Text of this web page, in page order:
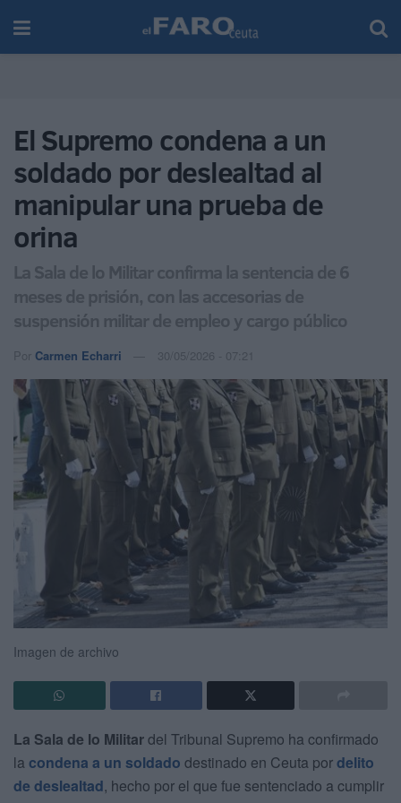
El Supremo condena a un
soldado por deslealtad al
manipular una prueba de
orina
La Sala de lo Militar confirma la sentencia de 6
meses de prisión, con las accesorias de
suspensión militar de empleo y cargo público
Por Carmen Echarri 30/05/2026 - 07:21
Imagen de archivo
La Sala de lo Militardel Tribunal Supremo ha confirmado
la condena a un soldado destinado en Ceuta pordelito
de deslealtad, hecho por el que fue sentenciado a cumplir